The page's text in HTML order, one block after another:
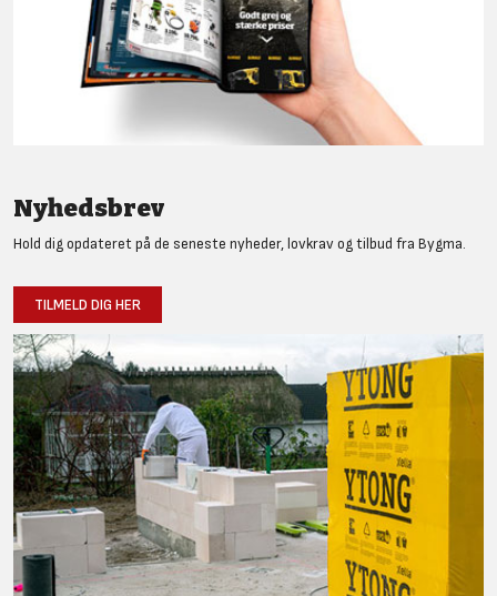
Nyhedsbrev
Hold dig opdateret på de seneste nyheder, lovkrav og tilbud fra Bygma.
TILMELD DIG HER